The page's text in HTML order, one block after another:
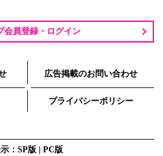
会員登録・ログイン
広告掲載のお問い合わせ
プライバシーポリシー
：SP版 | PC版